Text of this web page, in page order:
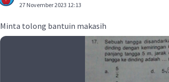
27 November 2023 12:13
Minta tolong bantuin makasih